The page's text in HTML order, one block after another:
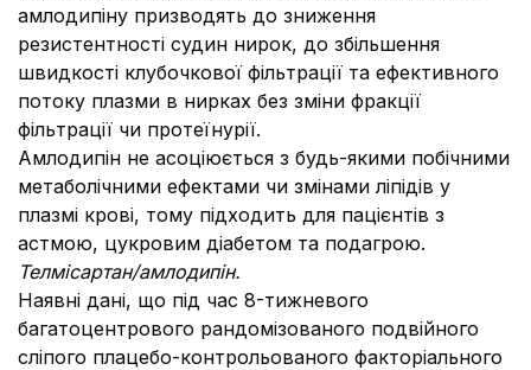
амлодипіну призводять до зниження
резистентності судин нирок, до збільшення
швидкості клубочкової фільтрації та ефективного
потоку плазми в нирках без зміни фракції
фільтрації чи протеїнурії.
Амлодипін не асоціюється з будь-якими побічними
метаболічними ефектами чи змінами ліпідів у
плазмі крові, тому підходить для пацієнтів з
астмою, цукровим діабетом та подагрою.
Телмісартан/амлодипін.
Наявні дані, що під час 8-тижневого
багатоцентрового рандомізованого подвійного
сліпого плацебо-контрольованого факторіального